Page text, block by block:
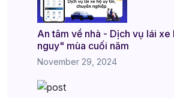
An tâm về nhà - Dịch vụ lái
nguy" mùa cuối năm
November 29, 2024